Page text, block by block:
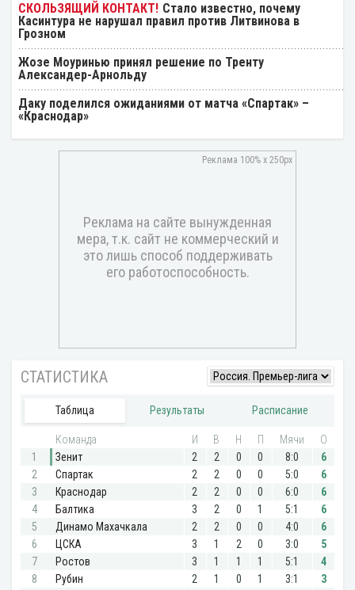
Стало известно, почему
Касинтура не нарушал правил против Литвинова в
Грозном
Жозе Моуринью принял решение по Тренту
Александер-Арнольду
Даку поделился ожиданиями от матча «Спартак» –
«Краснодар»